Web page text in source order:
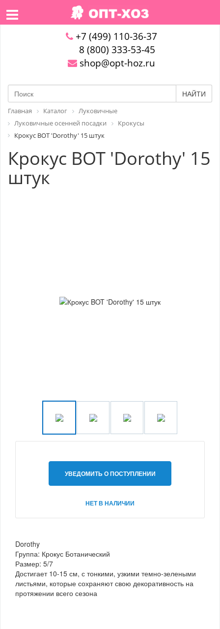
+7 (499) 110-36-37
8 (800) 333-53-45
shop@opt-hoz.ru
НАЙТИ
Главная Каталог
Луковичные
Луковичные осенней посадки
Крокусы
Крокус BOT 'Dorothy' 15 штук
Крокус BOT 'Dorothy' 15
штук
УВЕДОМИТЬ О ПОСТУПЛЕНИИ
НЕТ В НАЛИЧИИ
Dorothy
Группа: Крокус Ботанический
Размер: 5/7
Достигает 10-15 см, с тонкими, узкими темно-зелеными
листьями, которые сохраняют свою декоративность на
протяжении всего сезона